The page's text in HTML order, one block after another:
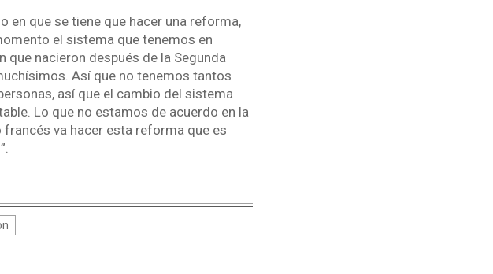
en que se tiene que hacer una reforma,
el sistema que tenemos en
que nacieron después de la Segunda
Así que no tenemos tantos
así que el cambio del sistema
Lo que no estamos de acuerdo en la
va hacer esta reforma que es